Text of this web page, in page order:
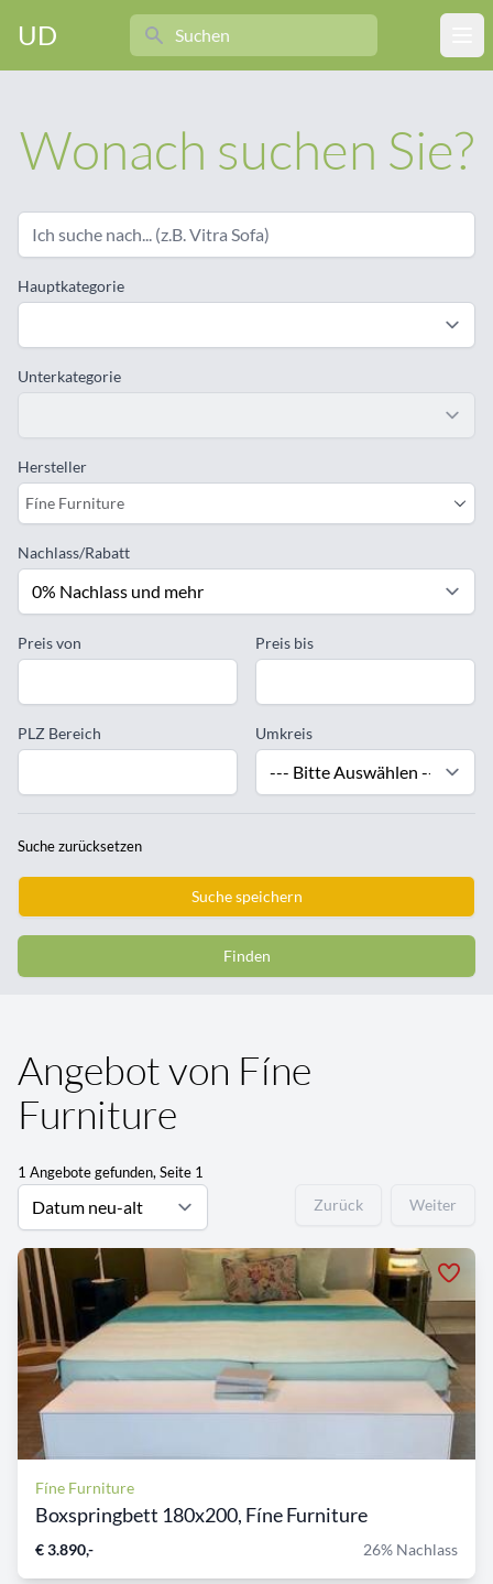
UD
Search
Wonach suchen Sie?
Hauptkategorie
Unterkategorie
Hersteller
Fíne Furniture
Nachlass/Rabatt
Preis von Preis bis
PLZ Bereich Umkreis
Suche zurücksetzen
Suche speichern
Finden
Angebot von Fíne
Furniture
1 Angebote gefunden, Seite 1
Zurück Weiter
Fíne Furniture
Boxspringbett 180x200, Fíne Furniture
€ 3.890,- 26% Nachlass